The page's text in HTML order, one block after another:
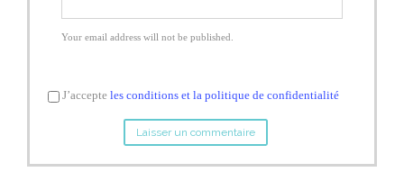
Your email address will not be published.
J’accepte les conditions et la politique de confidentialité